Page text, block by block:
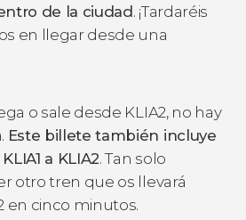
de la ciudad. ¡Tardaréis
en llegar desde una
o sale desde KLIA2, no hay
Este billete también incluye
a KLIA2. Tan solo
otro tren que os llevará
en cinco minutos.